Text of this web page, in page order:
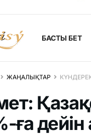
БАСТЫ БЕТ
ЖАҢАЛЫҚТАР
ға